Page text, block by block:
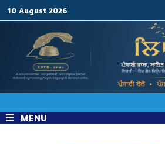
10 August 2026
MENU